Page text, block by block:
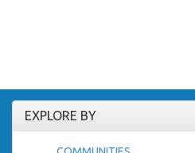
EXPLORE BY